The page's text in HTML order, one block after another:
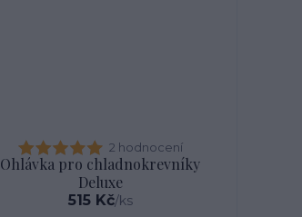
2 hodnocení
Ohlávka pro chladnokrevníky
Deluxe
515 Kč/ks